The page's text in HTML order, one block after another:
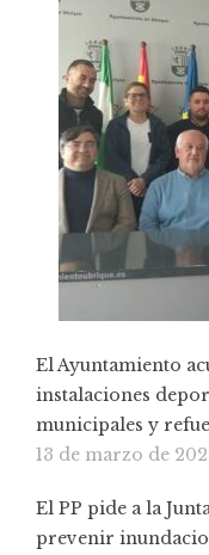
El Ayuntamiento
instalaciones
municipales y
13 de marzo de
El PP pide a la
prevenir